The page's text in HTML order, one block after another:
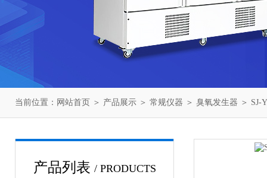
当前位置： 网站首页 ＞ 产品展示 ＞ 常规仪器 ＞ 臭氧发生器 ＞ SJ-
产品列表 / PRODUCTS